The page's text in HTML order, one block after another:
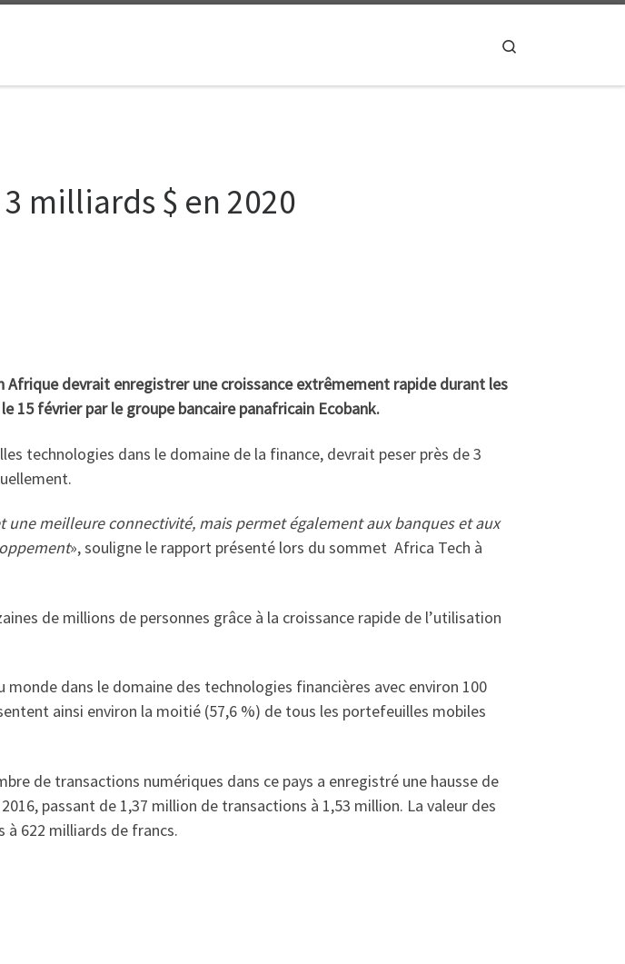
milliards $ en 2020
devrait enregistrer une croissance extrêmement rapide durant les
15 février par le groupe bancaire panafricain Ecobank.
technologies dans le domaine de la finance, devrait peser près de 3
meilleure connectivité, mais permet également aux banques et aux
», souligne le rapport présenté lors du sommet Africa Tech à
de millions de personnes grâce à la croissance rapide de l’utilisation
monde dans le domaine des technologies financières avec environ 100
ainsi environ la moitié (57,6 %) de tous les portefeuilles mobiles
de transactions numériques dans ce pays a enregistré une hausse de
passant de 1,37 million de transactions à 1,53 million. La valeur des
à 622 milliards de francs.